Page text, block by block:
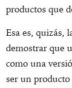
productos que
Esa es, quizás,
demostrar que
como una
ser un